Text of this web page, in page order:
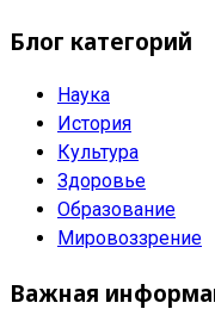
Блог категорий
Наука
История
Культура
Здоровье
Образование
Мировоззрение
Важная